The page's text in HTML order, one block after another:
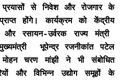
से निवेश और रोजगार के
होंगे। कार्यक्रम को केंद्रीय
रसायन-उर्वरक राज्य मंत्री
भूपेन्द्र रजनीकांत पटेल
चरण मांझी ने भी संबोधित
और विभिन्न उद्योग समूहों के